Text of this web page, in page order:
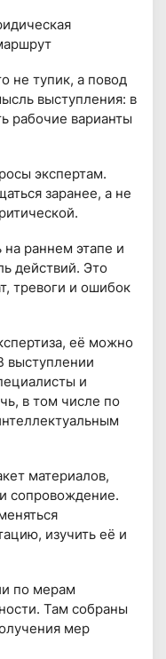
не тупик, а повод
выступления: в
рабочие варианты
экспертам.
заранее, а не
раннем этапе и
действий. Это
тревоги и ошибок
её можно
выступлении
и
в том числе по
материалов,
сопровождение.
изучить её и
по мерам
Там собраны
мер